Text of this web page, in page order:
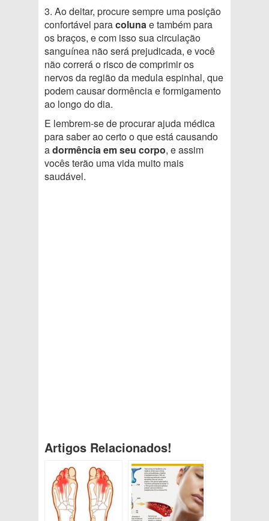
3. Ao deitar, procure sempre uma posição
confortável paracolunae também para
os braços, e com isso sua circulação
sanguínea não será prejudicada, e você
não correrá o risco de comprimir os
nervos da região da medula espinhal, que
podem causar dormência e formigamento
ao longo do dia.
E lembrem-se de procurar ajuda médica
para saber ao certo o que está causando
adormência em seu corpo, e assim
vocês terão uma vida muito mais
saudável.
Artigos Relacionados!